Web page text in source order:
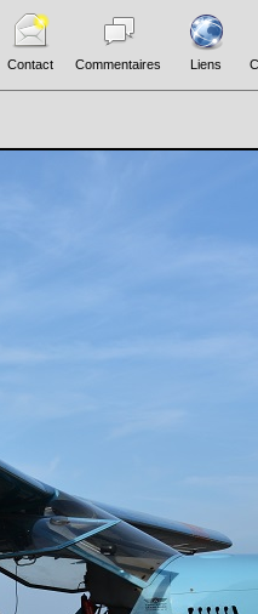
Contact Commentaires Liens